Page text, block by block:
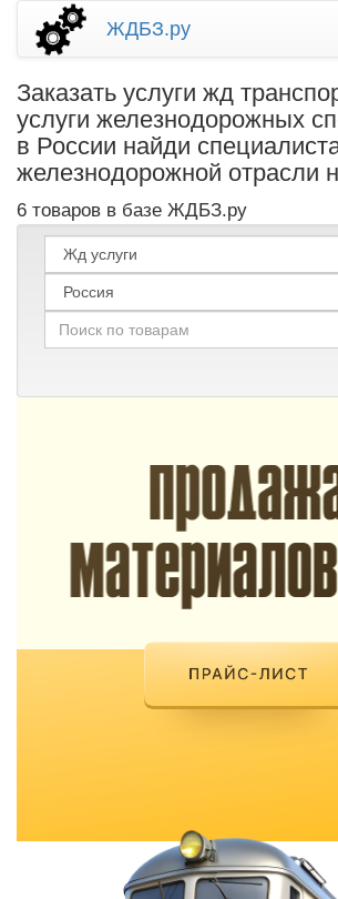
ЖДБЗ.ру
Заказать услуги жд
услуги железнодорожных
в России найди
железнодорожной отрасли
6 товаров в базе ЖДБЗ.ру